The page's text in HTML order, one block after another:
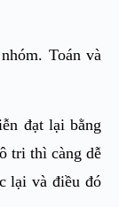
Toán và
đạt lại bằng
tri thì càng dễ
lại và điều đó